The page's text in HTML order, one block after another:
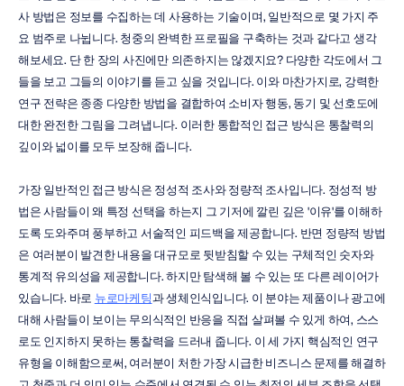
사 방법은 정보를 수집하는 데 사용하는 기술이며, 일반적으로 몇 가지 주
요 범주로 나뉩니다. 청중의 완벽한 프로필을 구축하는 것과 같다고 생각
해보세요. 단 한 장의 사진에만 의존하지는 않겠지요? 다양한 각도에서 그
들을 보고 그들의 이야기를 듣고 싶을 것입니다. 이와 마찬가지로, 강력한
연구 전략은 종종 다양한 방법을 결합하여 소비자 행동, 동기 및 선호도에
대한 완전한 그림을 그려냅니다. 이러한 통합적인 접근 방식은 통찰력의
깊이와 넓이를 모두 보장해 줍니다.
가장 일반적인 접근 방식은 정성적 조사와 정량적 조사입니다. 정성적 방
법은 사람들이 왜 특정 선택을 하는지 그 기저에 깔린 깊은 '이유'를 이해하
도록 도와주며 풍부하고 서술적인 피드백을 제공합니다. 반면 정량적 방법
은 여러분이 발견한 내용을 대규모로 뒷받침할 수 있는 구체적인 숫자와
통계적 유의성을 제공합니다. 하지만 탐색해 볼 수 있는 또 다른 레이어가
있습니다. 바로 뉴로마케팅과 생체인식입니다. 이 분야는 제품이나 광고에
대해 사람들이 보이는 무의식적인 반응을 직접 살펴볼 수 있게 하여, 스스
로도 인지하지 못하는 통찰력을 드러내 줍니다. 이 세 가지 핵심적인 연구
유형을 이해함으로써, 여러분이 처한 가장 시급한 비즈니스 문제를 해결하